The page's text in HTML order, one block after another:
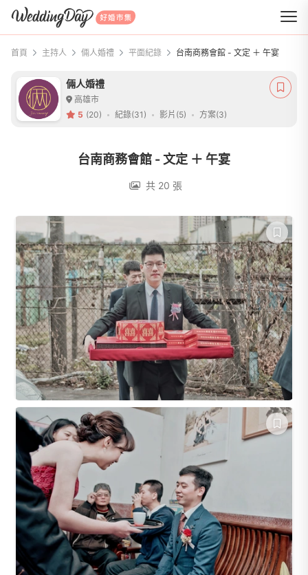
WeddingDay 好婚市集
首頁 主持人 倆人婚禮 平面紀錄 台南商務會館 - 文定 ＋ 午宴
倆人婚禮
高雄市
5 (20) 紀錄(31) 影片(5) 方案(3)
台南商務會館 - 文定 ＋ 午宴
共 20 張